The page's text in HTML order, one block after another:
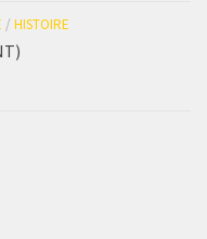
/ HISTOIRE